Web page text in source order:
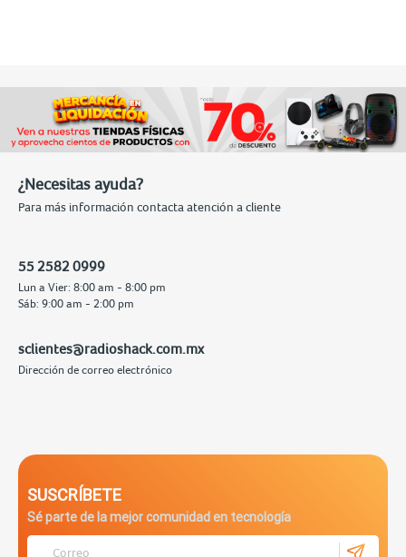
¿Necesitas ayuda?
Para más información contacta atención a cliente
55 2582 0999
Lun a Vier: 8:00 am - 8:00 pm
Sáb: 9:00 am - 2:00 pm
sclientes@radioshack.com.mx
Dirección de correo electrónico
SUSCRÍBETE
Sé parte de la mejor comunidad en tecnología